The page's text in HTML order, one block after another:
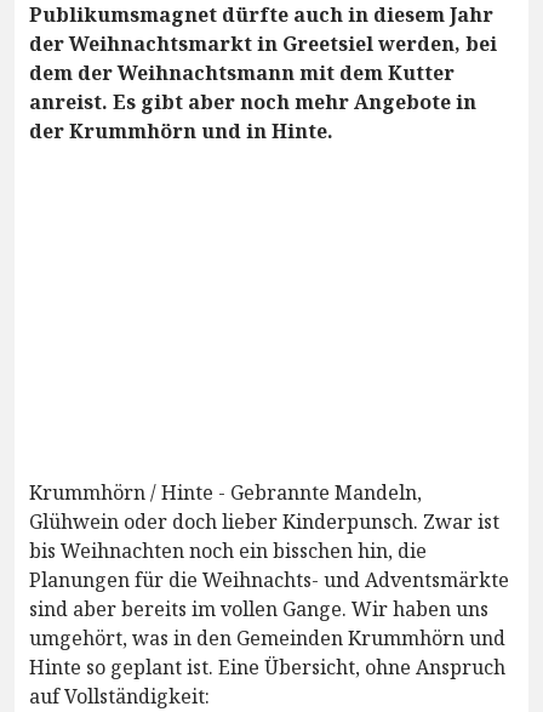
Publikumsmagnet dürfte auch in diesem Jahr
der Weihnachtsmarkt in Greetsiel werden, bei
dem der Weihnachtsmann mit dem Kutter
anreist. Es gibt aber noch mehr Angebote in
der Krummhörn und in Hinte.
Krummhörn / Hinte - Gebrannte Mandeln,
Glühwein oder doch lieber Kinderpunsch. Zwar ist
bis Weihnachten noch ein bisschen hin, die
Planungen für die Weihnachts- und Adventsmärkte
sind aber bereits im vollen Gange. Wir haben uns
umgehört, was in den Gemeinden Krummhörn und
Hinte so geplant ist. Eine Übersicht, ohne Anspruch
auf Vollständigkeit: